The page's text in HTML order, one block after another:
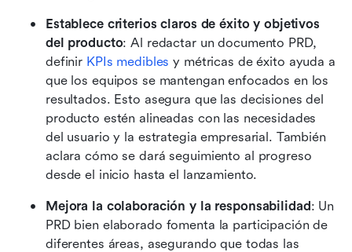
Establece criterios claros de éxito y objetivos
del producto: Al redactar un documento PRD,
definir KPIs medibles y métricas de éxito ayuda a
que los equipos se mantengan enfocados en los
resultados. Esto asegura que las decisiones del
producto estén alineadas con las necesidades
del usuario y la estrategia empresarial. También
aclara cómo se dará seguimiento al progreso
desde el inicio hasta el lanzamiento.
Mejora la colaboración y la responsabilidad: Un
PRD bien elaborado fomenta la participación de
diferentes áreas, asegurando que todas las